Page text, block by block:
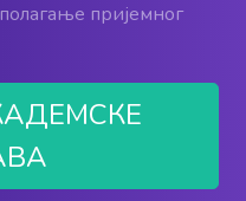
пријемног